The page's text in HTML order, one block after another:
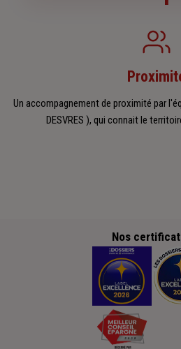
Un accompagnement de proximité par
DESVRES ), qui connait le
Nos